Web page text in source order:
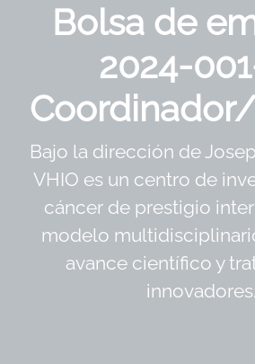
Bolsa de
2024-
Coordinador/
Bajo la dirección de
VHIO es un centro de
cáncer de prestigio
modelo
avance científico y
innovadores.